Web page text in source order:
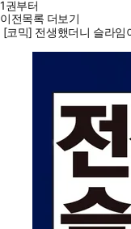
1권부터
이전목록 더보기
[코믹] 전생했더니 슬라임